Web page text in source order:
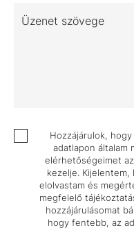
Üzenet szövege
Hozzájárulok,
adatlapon általam
elérhetőségeimet
kezelje. Kijelentem,
elolvastam és
megfelelő
hozzájárulásomat
hogy fentebb, az